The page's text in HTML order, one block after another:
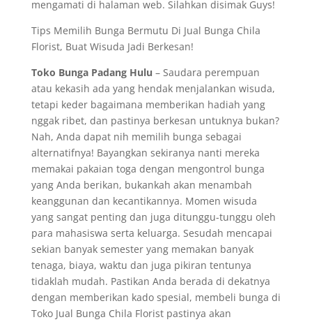
mengamati di halaman web. Silahkan disimak Guys!
Tips Memilih Bunga Bermutu Di Jual Bunga Chila
Florist, Buat Wisuda Jadi Berkesan!
Toko Bunga Padang Hulu – Saudara perempuan
atau kekasih ada yang hendak menjalankan wisuda,
tetapi keder bagaimana memberikan hadiah yang
nggak ribet, dan pastinya berkesan untuknya bukan?
Nah, Anda dapat nih memilih bunga sebagai
alternatifnya! Bayangkan sekiranya nanti mereka
memakai pakaian toga dengan mengontrol bunga
yang Anda berikan, bukankah akan menambah
keanggunan dan kecantikannya. Momen wisuda
yang sangat penting dan juga ditunggu-tunggu oleh
para mahasiswa serta keluarga. Sesudah mencapai
sekian banyak semester yang memakan banyak
tenaga, biaya, waktu dan juga pikiran tentunya
tidaklah mudah. Pastikan Anda berada di dekatnya
dengan memberikan kado spesial, membeli bunga di
Toko Jual Bunga Chila Florist pastinya akan